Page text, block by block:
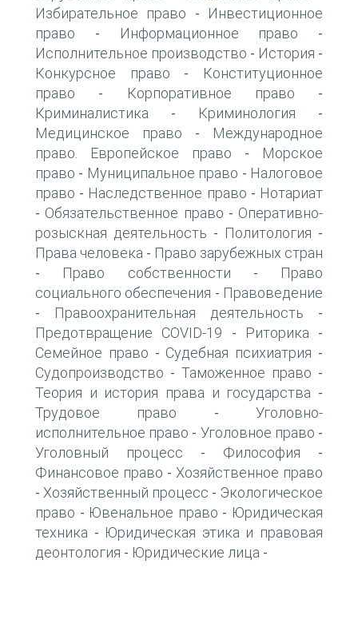
Избирательное право -
Инвестиционное
право - Информационное право -
Исполнительное производство - История -
Конкурсное право -
Конституционное
право - Корпоративное право -
Криминалистика - Криминология -
Медицинское право -
Международное
право. Европейское право -
Морское
право - Муниципальное право - Налоговое
право - Наследственное право - Нотариат
- Обязательственное право - Оперативно-
розыскная деятельность - Политология -
Права человека - Право зарубежных стран
- Право собственности -
Право
социального обеспечения - Правоведение
- Правоохранительная деятельность -
Предотвращение COVID-19 - Риторика -
Семейное право - Судебная психиатрия -
Судопроизводство - Таможенное право -
Теория и история права и государства -
Трудовое право -Уголовно-
исполнительное право - Уголовное право -
Уголовный процесс - Философия -
Финансовое право - Хозяйственное право
- Хозяйственный процесс - Экологическое
право - Ювенальное право - Юридическая
техника - Юридическая этика и правовая
деонтология - Юридические лица -